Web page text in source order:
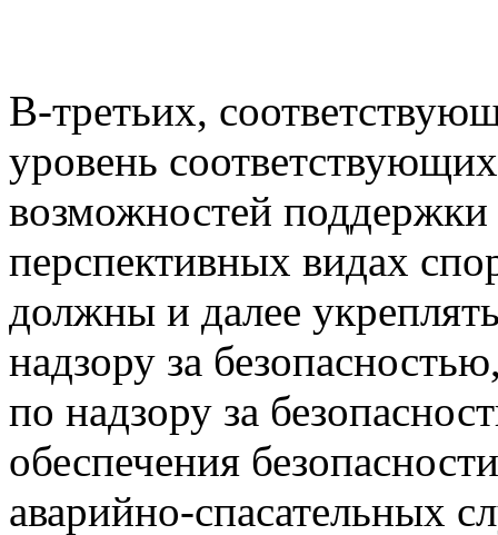
В-третьих,
уровень
возможностей
перспективных видах
должны и далее
надзору за
по надзору за
обеспечения
аварийно-спасательных